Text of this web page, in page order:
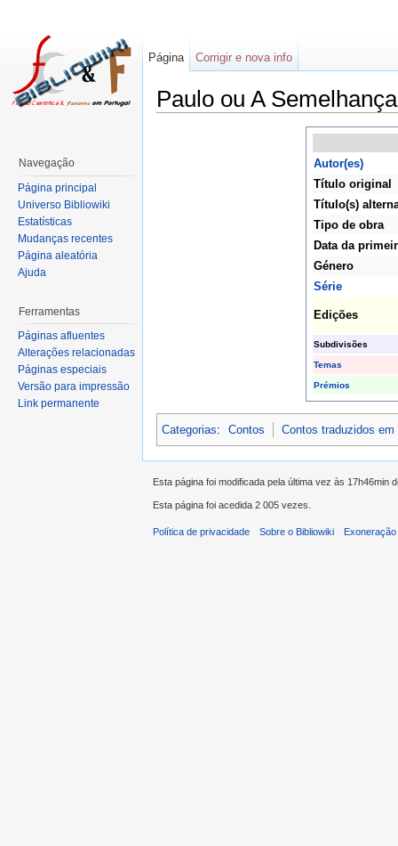
Paulo ou A Semelhança
Autor(es)
Título original
Título(s)
Tipo de obra
Data da
Género
Série
Edições
Subdivisões
Temas
Prémios
Categorias: Contos Contos traduzidos em
Página Corrigir e nova info
Navegação
Página principal
Universo Bibliowiki
Estatísticas
Mudanças recentes
Página aleatória
Ajuda
Ferramentas
Páginas afluentes
Alterações relacionadas
Páginas especiais
Versão para impressão
Link permanente
Esta página foi modificada pela última vez às 17h46min
Esta página foi acedida 2 005 vezes.
Política de privacidade Sobre o Bibliowiki